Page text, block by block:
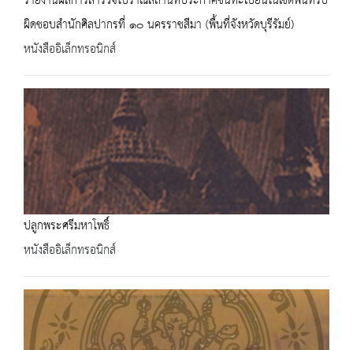
ผิดชอบสำนักศิลปากรที่ ๑๐ นครราชสีมา (พื้นที่จังหวัดบุรีรัมย์)
หนังสืออิเล็กทรอนิกส์
ปลูกพระศรีมหาโพธิ์
หนังสืออิเล็กทรอนิกส์